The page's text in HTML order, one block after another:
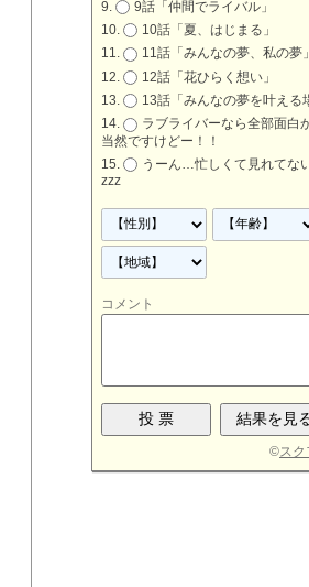
9話「仲間でライバル」
10話「夏、はじまる」
11話「みんなの夢、私の夢」
12話「花ひらく想い」
13話「みんなの夢を叶える
ラブライバーなら全部面白
当然ですけどー！！
うーん…忙しくて見れてな
zzz
コメント
©スク